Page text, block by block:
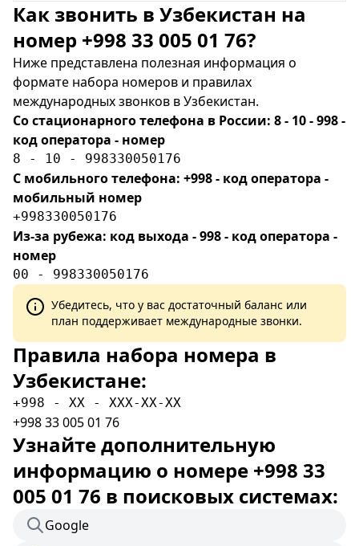
Как звонить в Узбекистан на
номер +998 33 005 01 76?
Ниже представлена полезная информация о
формате набора номеров и правилах
международных звонков в Узбекистан.
Со стационарного телефона в России: 8 - 10 - 998 -
код оператора - номер
8 - 10 - 998330050176
С мобильного телефона: +998 - код оператора -
мобильный номер
+998330050176
Из-за рубежа: код выхода - 998 - код оператора -
номер
00 - 998330050176
Убедитесь, что у вас достаточный баланс или
план поддерживает международные звонки.
Правила набора номера в
Узбекистане:
+998 - XX - XXX-XX-XX
+998 33 005 01 76
Узнайте дополнительную
информацию о номере +998 33
005 01 76 в поисковых системах:
Google